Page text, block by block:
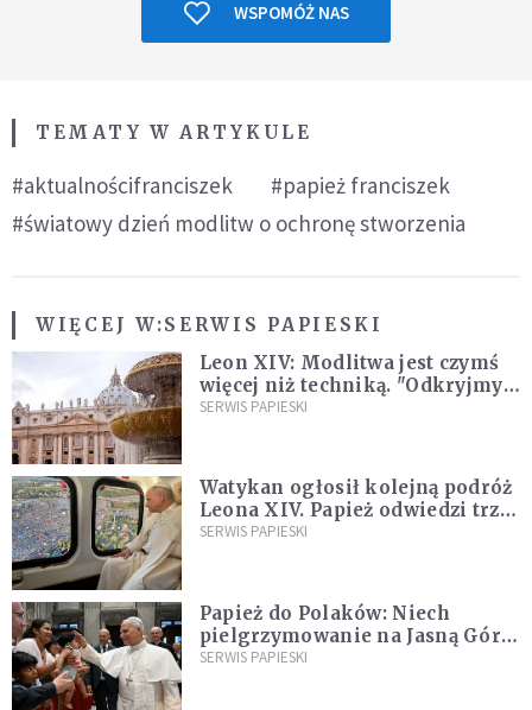
WSPOMÓŻ NAS
TEMATY W ARTYKULE
#aktualnościfranciszek
#papież franciszek
#światowy dzień modlitw o ochronę stworzenia
WIĘCEJ W:SERWIS PAPIESKI
Leon XIV: Modlitwa jest czymś
więcej niż techniką. "Odkryjmy
ją na nowo"
SERWIS PAPIESKI
Watykan ogłosił kolejną podróż
Leona XIV. Papież odwiedzi trzy
kraje Ameryki Południowej
SERWIS PAPIESKI
Papież do Polaków: Niech
pielgrzymowanie na Jasną Górę
umocni wiarę i nadzieję
SERWIS PAPIESKI